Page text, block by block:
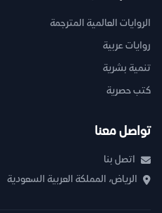
الروايات العالمية المترجمة
روايات عربية
تنمية بشرية
كتب حصرية
تواصل معنا
اتصل بنا
الرياض، المملكة العربية السعودية